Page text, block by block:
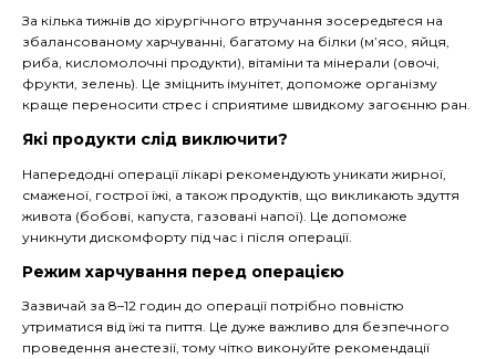
За кілька тижнів до хірургічного втручання зосередьтеся на
збалансованому харчуванні, багатому на білки (м’ясо, яйця,
риба, кисломолочні продукти), вітаміни та мінерали (овочі,
фрукти, зелень). Це зміцнить імунітет, допоможе організму
краще переносити стрес і сприятиме швидкому загоєнню ран.
Які продукти слід виключити?
Напередодні операції лікарі рекомендують уникати жирної,
смаженої, гострої їжі, а також продуктів, що викликають здуття
живота (бобові, капуста, газовані напої). Це допоможе
уникнути дискомфорту під час і після операції.
Режим харчування перед операцією
Зазвичай за 8–12 годин до операції потрібно повністю
утриматися від їжі та пиття. Це дуже важливо для безпечного
проведення анестезії, тому чітко виконуйте рекомендації